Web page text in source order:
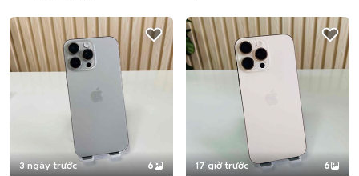
3 ngày trước 6 17 giờ trước 6